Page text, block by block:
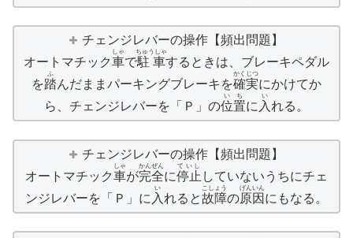
チェンジレバーの操作【頻出問題】
オートマチック車
しゃ
で駐車
ちゅうしゃ
するときは、ブレーキペダル
を踏
ふ
んだままパーキングブレーキを確実
かくじつ
にかけてか
ら、チェンジレバーを「Ｐ」の位置
いち
に 入
い
れる。
チェンジレバーの操作【頻出問題】
オートマチック車
しゃ
が完全
かんぜん
に停止
ていし
していないうちにチェ
ンジレバーを「Ｐ」に 入
い
れると故障
こしょう
の原因
げんいん
にもなる。